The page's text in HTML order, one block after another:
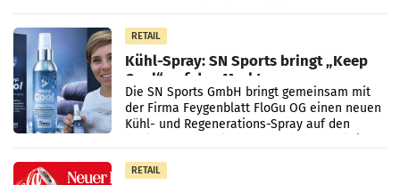
RETAIL
Kühl-Spray: SN Sports bringt „Keep
Cool“ auf den Markt
Die SN Sports GmbH bringt gemeinsam mit
der Firma Feygenblatt FloGu OG einen neuen
Kühl- und Regenerations-Spray auf den
RETAIL